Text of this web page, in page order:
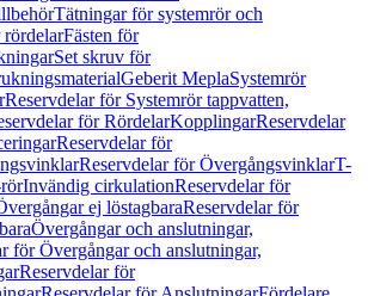
Tätningar för systemrör och
Fästen för
Set skruv för
Geberit MeplaSystemrör
Reservdelar för Systemrör tappvatten,
för RördelarKopplingarReservdelar
Reservdelar för
Reservdelar för ÖvergångsvinklarT-
Invändig cirkulationReservdelar för
ej löstagbaraReservdelar för
Övergångar och anslutningar,
för Övergångar och anslutningar,
Reservdelar för